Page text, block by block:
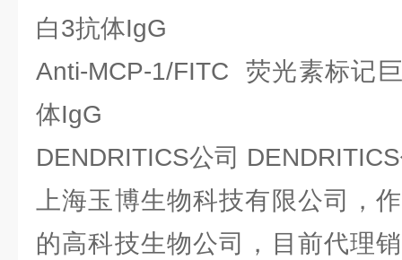
白3抗体IgG
Anti-MCP-1/FITC 荧光素标记
体IgG
DENDRITICS公司
上海玉博生物科技有限公司，
的高科技生物公司，目前代理